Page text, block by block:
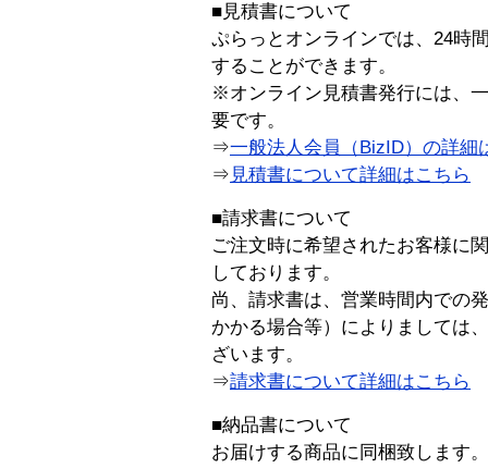
■見積書について
ぷらっとオンラインでは、24時
することができます。
※オンライン見積書発行には、
要です。
⇒一般法人会員（BizID）の詳細
⇒ 見積書について詳細はこちら
■請求書について
ご注文時に希望されたお客様に
しております。
尚、請求書は、営業時間内での
かかる場合等）によりましては
ざいます。
⇒請求書について詳細はこちら
■納品書について
お届けする商品に同梱致します。